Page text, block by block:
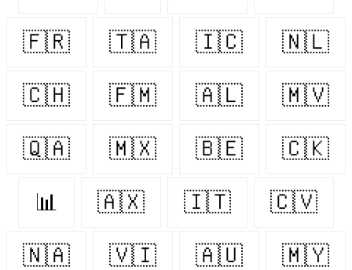
🇫🇷 🇹🇦 🇮🇨 🇳🇱
🇨🇭 🇫🇲 🇦🇱 🇲🇻
🇶🇦 🇲🇽 🇧🇪 🇨🇰
📊 🇦🇽 🇮🇹 🇨🇻
🇳🇦 🇻🇮 🇦🇺 🇲🇾